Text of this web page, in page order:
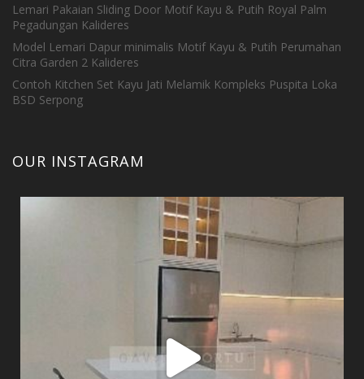
Lemari Pakaian Sliding Door Motif Kayu & Putih Royal Palm
Pegadungan Kalideres
Model Lemari Dapur minimalis Motif Kayu & Putih Perumahan
Citra Garden 2 Kalideres
Contoh Kitchen Set Kayu Jati Melamik Kompleks Puspita Loka
BSD Serpong
OUR INSTAGRAM